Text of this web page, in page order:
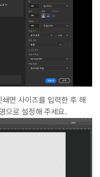
쇄면 사이즈를 입력한 후 해
으로 설정해 주세요.